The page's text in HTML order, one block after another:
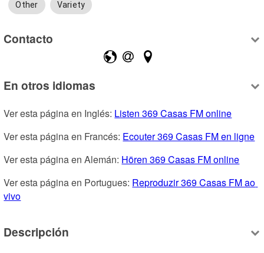
Other Variety
Contacto
En otros idiomas
Ver esta página en Inglés: Listen 369 Casas FM online
Ver esta página en Francés: Ecouter 369 Casas FM en ligne
Ver esta página en Alemán: Hören 369 Casas FM online
Ver esta página en Portugues: Reproduzir 369 Casas FM ao
vivo
Descripción